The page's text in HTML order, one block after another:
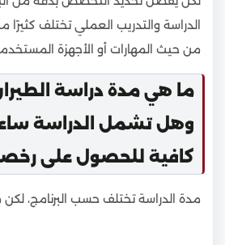
الدراسة والتدريب العملي تختلف كثيرًا
من حيث المهارات أو الأجهزة
ما هي مدة دراسة
وهل تشمل الدراسة
كافية للحصول على
مدة الدراسة تختلف حسب البرنامج،